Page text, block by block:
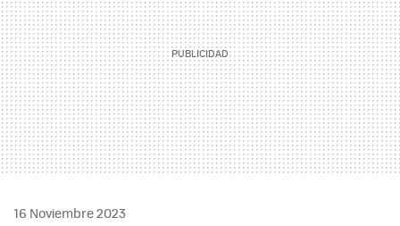
16 Noviembre 2023